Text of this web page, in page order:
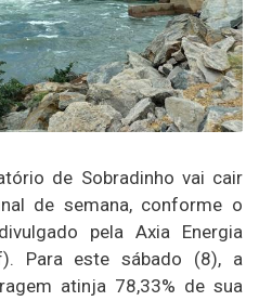
de Sobradinho vai cair
de semana, conforme o
pela Axia Energia
Para este sábado (8), a
atinja 78,33% de sua